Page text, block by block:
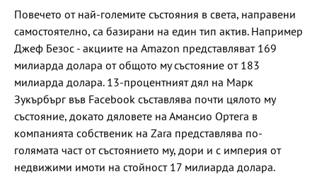
Повечето от най-големите състояния в света, направени
самостоятелно, са базирани на един тип актив. Например
Джеф Безос - акциите на Amazon представляват 169
милиарда долара от общото му състояние от 183
милиарда долара. 13-процентният дял на Марк
Зукърбърг във Facebook съставлява почти цялото му
състояние, докато дяловете на Амансио Ортега в
компанията собственик на Zara представлява по-
голямата част от състоянието му, дори и с империя от
недвижими имоти на стойност 17 милиарда долара.